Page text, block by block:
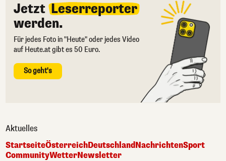
Jetzt Leserreporter
werden.
Für jedes Foto in "Heute" oder jedes Video
auf Heute.at gibt es 50 Euro.
So geht's
Aktuelles
StartseiteÖsterreichDeutschlandNachrichtenSport
CommunityWetterNewsletter